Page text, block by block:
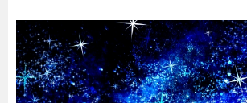
グルメ